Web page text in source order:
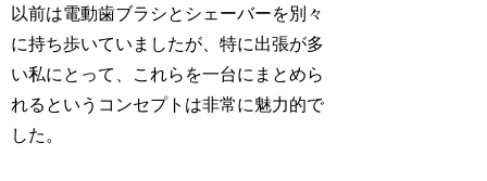
以前は電動歯ブラシとシェーバーを別々
に持ち歩いていましたが、特に出張が多
い私にとって、これらを一台にまとめら
れるというコンセプトは非常に魅力的で
した。